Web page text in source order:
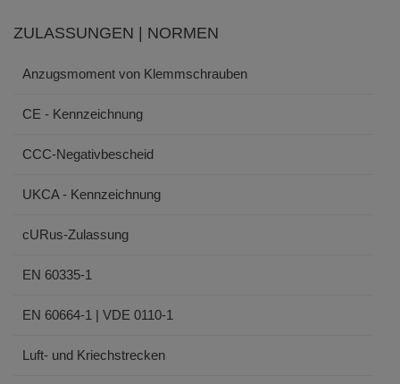
ZULASSUNGEN | NORMEN
Anzugsmoment von Klemmschrauben
CE - Kennzeichnung
CCC-Negativbescheid
UKCA - Kennzeichnung
cURus-Zulassung
EN 60335-1
EN 60664-1 | VDE 0110-1
Luft- und Kriechstrecken